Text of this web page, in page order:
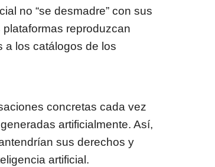
no “se desmadre” con sus
reproduzcan
a los catálogos de los
concretas cada vez
artificialmente. Así,
sus derechos y
artificial.